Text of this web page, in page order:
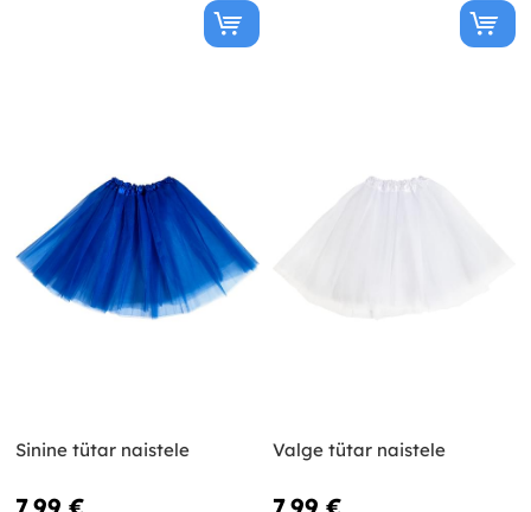
Sinine tütar naistele Valge tütar naistele